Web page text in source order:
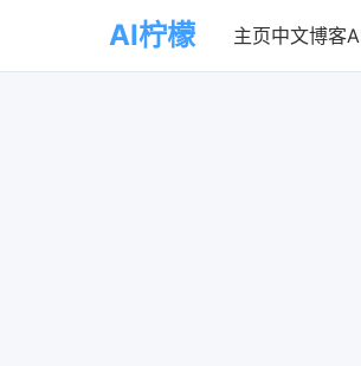
AI柠檬 主页中文博客